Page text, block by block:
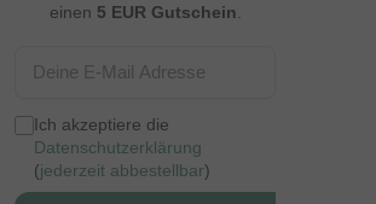
einen 5 EUR Gutschein
Ich akzeptiere die
Datenschutzerklärung
(jederzeit abbestellbar)